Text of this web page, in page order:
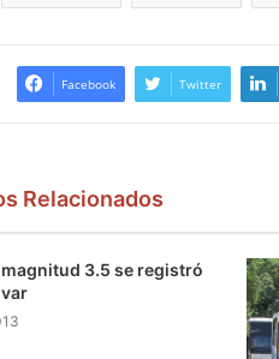
Facebook Twitter
Relacionados
3.5 se registró